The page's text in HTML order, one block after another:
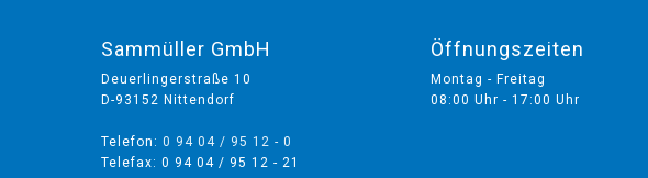
Sammüller GmbH
Deuerlingerstraße 10
D-93152 Nittendorf
Telefon: 0 94 04 / 95 12 - 0
Telefax: 0 94 04 / 95 12 - 21
Öffnungszeiten
Montag - Freitag
08:00 Uhr - 17:00 Uhr